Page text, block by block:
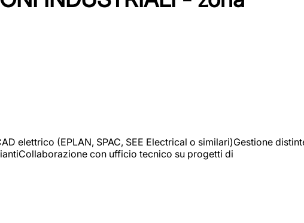
elettrico (EPLAN, SPAC, SEE Electrical o similari)Gestione
con ufficio tecnico su progetti di